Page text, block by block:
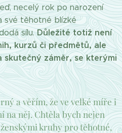
necelý rok po narození
své těhotné blízké
sílu.Důležité totiž není
kurzů či předmětů, ale
skutečný záměr, se kterými
a věřím, že ve velké míře i
na něj. Chtěla bych nejen
kruhy pro těhotné,